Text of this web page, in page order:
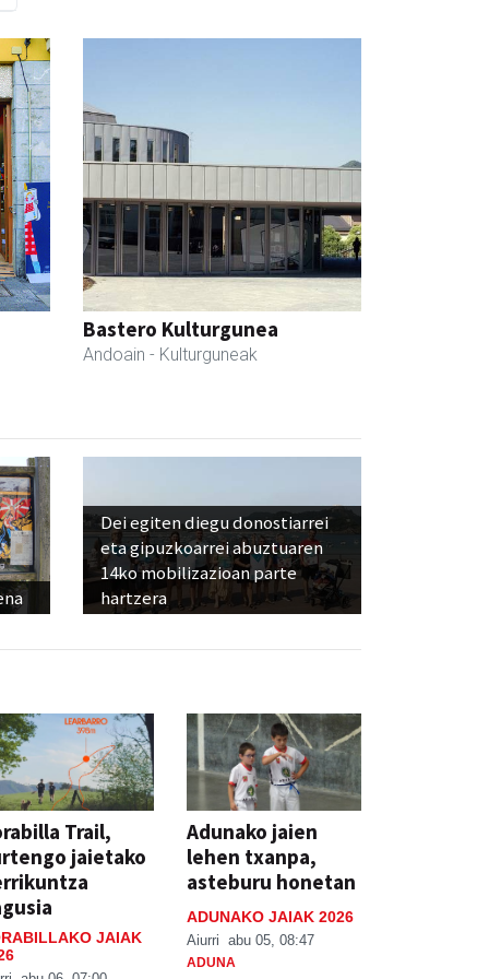
Bastero Kulturgunea
Andoain - Kulturguneak
Dei egiten diegu donostiarrei
eta gipuzkoarrei abuztuaren
14ko mobilizazioan parte
hartzera
Trail,
jaietako
JAIAK
Adunako jaien
lehen txanpa,
asteburu honetan
ADUNAKO JAIAK 2026
Aiurri abu 05, 08:47
ADUNA